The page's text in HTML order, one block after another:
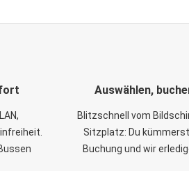
Auswählen,
Blitzschnell vom
Sitzplatz: Du
Buchung und wir